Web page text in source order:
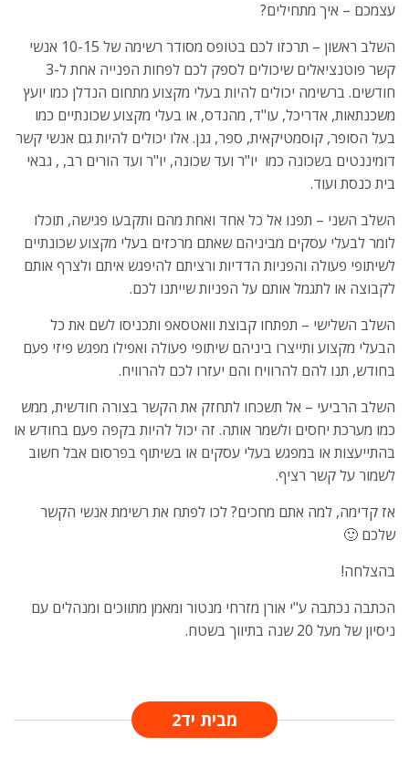
עצמכם – איך מתחילים?
השלב ראשון – תרכזו לכם בטופס מסודר רשימה של 10-15 אנשי
קשר פוטנציאלים שיכולים לספק לכם לפחות הפנייה אחת ל-3
חודשים. ברשימה יכולים להיות בעלי מקצוע מתחום הנדלן כמו יועץ
משכנתאות, אדריכל, עו"ד, מהנדס, או בעלי מקצוע שכונתיים כמו
בעל הסופר, קוסמטיקאית, ספר, גנן. אלו יכולים להיות גם אנשי קשר
דומיננטים בשכונה כמו יו"ר ועד שכונה, יו"ר ועד הורים רב, , גבאי
בית כנסת ועוד.
השלב השני – תפנו אל כל אחד ואחת מהם ותקבעו פגישה, תוכלו
לומר לבעלי עסקים מביניהם שאתם מרכזים בעלי מקצוע שכונתיים
לשיתופי פעולה והפניות הדדיות ורציתם להיפגש איתם ולצרף אותם
לקבוצה או לתגמל אותם על הפניות שייתנו לכם.
השלב השלישי – תפתחו קבוצת וואטסאפ ותכניסו לשם את כל
הבעלי מקצוע ותייצרו ביניהם שיתופי פעולה ואפילו מפגש פיזי פעם
בחודש, תנו להם להרוויח והם יעזרו לכם להרוויח.
השלב הרביעי – אל תשכחו לתחזק את הקשר בצורה חודשית, ממש
כמו מערכת יחסים ולשמר אותה. זה יכול להיות בקפה פעם בחודש או
בהתייעצות או במפגש בעלי עסקים או בשיתוף בפרסום אבל חשוב
לשמור על קשר רציף.
אז קדימה, למה אתם מחכים? לכו לפתח את רשימת אנשי הקשר
שלכם 🙂
בהצלחה!
הכתבה נכתבה ע"י אורן מזרחי מנטור ומאמן מתווכים ומנהלים עם
ניסיון של מעל 20 שנה בתיווך בשטח.
מבית יד2